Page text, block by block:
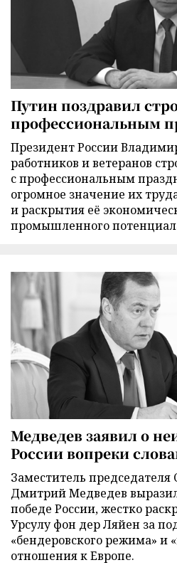
Путин поздравил
профессиональным
Президент России
работников и ветеранов
с профессиональным
огромное значение их
и раскрытия её
промышленного
Медведев заявил о
России вопреки
Заместитель председателя
Дмитрий Медведев
победе России, жестко
Урсулу фон дер Ляйен за
«бендеровского режима» и
отношения к Европе.